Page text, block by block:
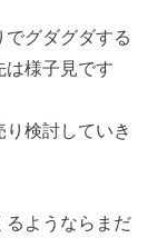
でグダグダする
は様子見です
検討していき
るようならまだ